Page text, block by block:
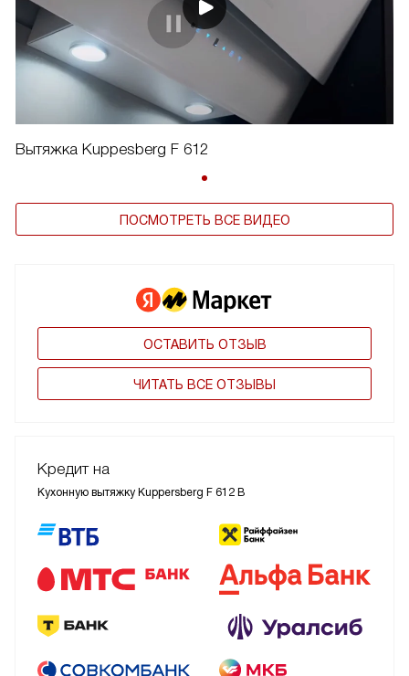
Вытяжка Kuppesberg F 612
ПОСМОТРЕТЬ ВСЕ ВИДЕО
ОСТАВИТЬ ОТЗЫВ
ЧИТАТЬ ВСЕ ОТЗЫВЫ
Кредит на
Кухонную вытяжку Kuppersberg F 612 B